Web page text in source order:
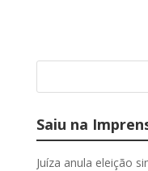
Saiu na
Juíza anula eleição